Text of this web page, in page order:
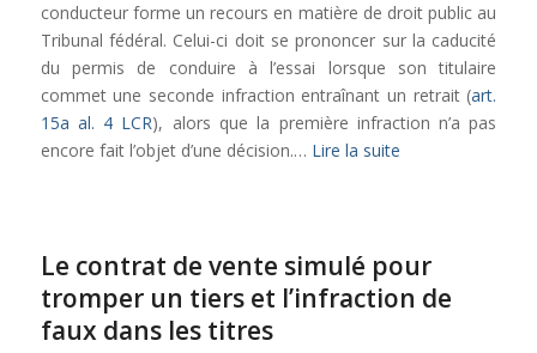
conducteur forme un recours en matière de droit public au
Tribunal fédéral. Celui-ci doit se prononcer sur la caducité
du permis de conduire à l’essai lorsque son titulaire
commet une seconde infraction entraînant un retrait (art.
15a al. 4 LCR), alors que la première infraction n’a pas
encore fait l’objet d’une décision.… Lire la suite
Le contrat de vente simulé pour
tromper un tiers et l’infraction de
faux dans les titres